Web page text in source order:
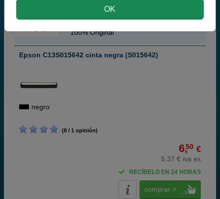
Epson
100% Original
Epson C13S015642 cinta negra (S015642)
negro
(8 / 1 opinión)
6,50 €
5,37 € iva ex
RECÍBELO EN 24 HORAS
comprar >
OK